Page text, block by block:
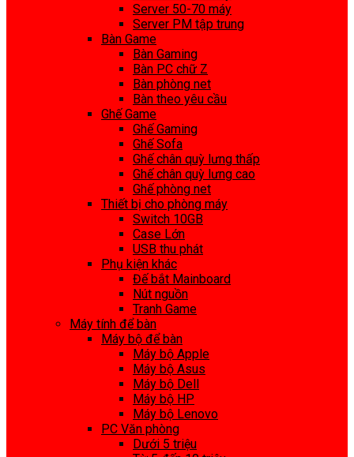
Server 50-70 máy
Server PM tập trung
Bàn Game
Bàn Gaming
Bàn PC chữ Z
Bàn phòng net
Bàn theo yêu cầu
Ghế Game
Ghế Gaming
Ghế Sofa
Ghế chân quỳ lưng thấp
Ghế chân quỳ lưng cao
Ghế phòng net
Thiết bị cho phòng máy
Switch 10GB
Case Lớn
USB thu phát
Phụ kiện khác
Đế bắt Mainboard
Nút nguồn
Tranh Game
Máy tính để bàn
Máy bộ để bàn
Máy bộ Apple
Máy bộ Asus
Máy bộ Dell
Máy bộ HP
Máy bộ Lenovo
PC Văn phòng
Dưới 5 triệu